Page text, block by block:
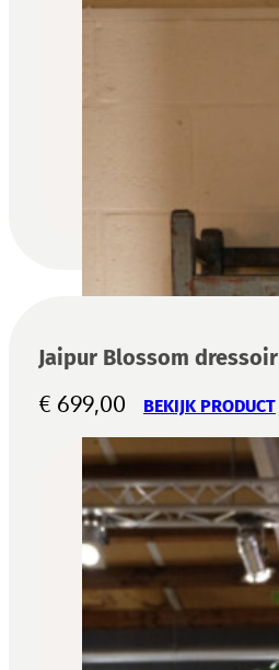
Jaipur Blossom dressoir
€ 699,00 BEKIJK PRODUCT